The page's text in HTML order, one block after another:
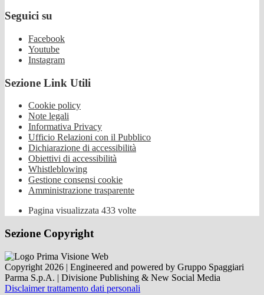
Seguici su
Facebook
Youtube
Instagram
Sezione Link Utili
Cookie policy
Note legali
Informativa Privacy
Ufficio Relazioni con il Pubblico
Dichiarazione di accessibilità
Obiettivi di accessibilità
Whistleblowing
Gestione consensi cookie
Amministrazione trasparente
Pagina visualizzata 433 volte
Sezione Copyright
Copyright 2026 | Engineered and powered by Gruppo Spaggiari
Parma S.p.A. | Divisione Publishing & New Social Media
Disclaimer trattamento dati personali